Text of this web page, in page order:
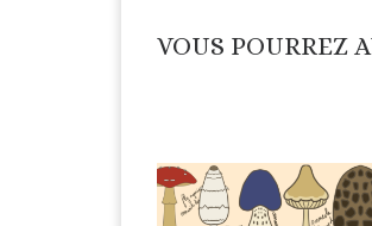
VOUS POURREZ